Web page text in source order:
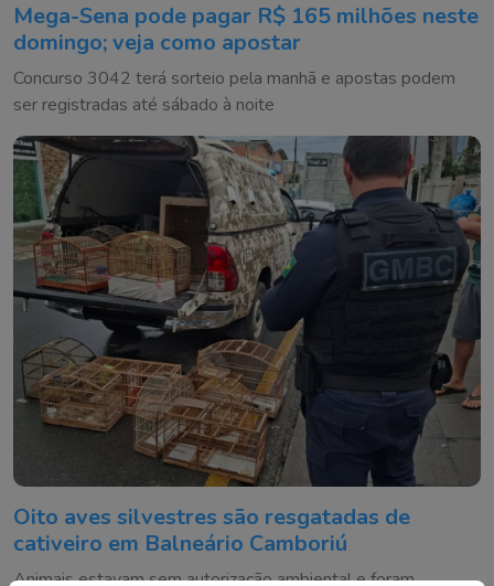
Mega-Sena pode pagar R$ 165 milhões neste
domingo; veja como apostar
Concurso 3042 terá sorteio pela manhã e apostas podem
ser registradas até sábado à noite
Oito aves silvestres são resgatadas de
cativeiro em Balneário Camboriú
Animais estavam sem autorização ambiental e foram